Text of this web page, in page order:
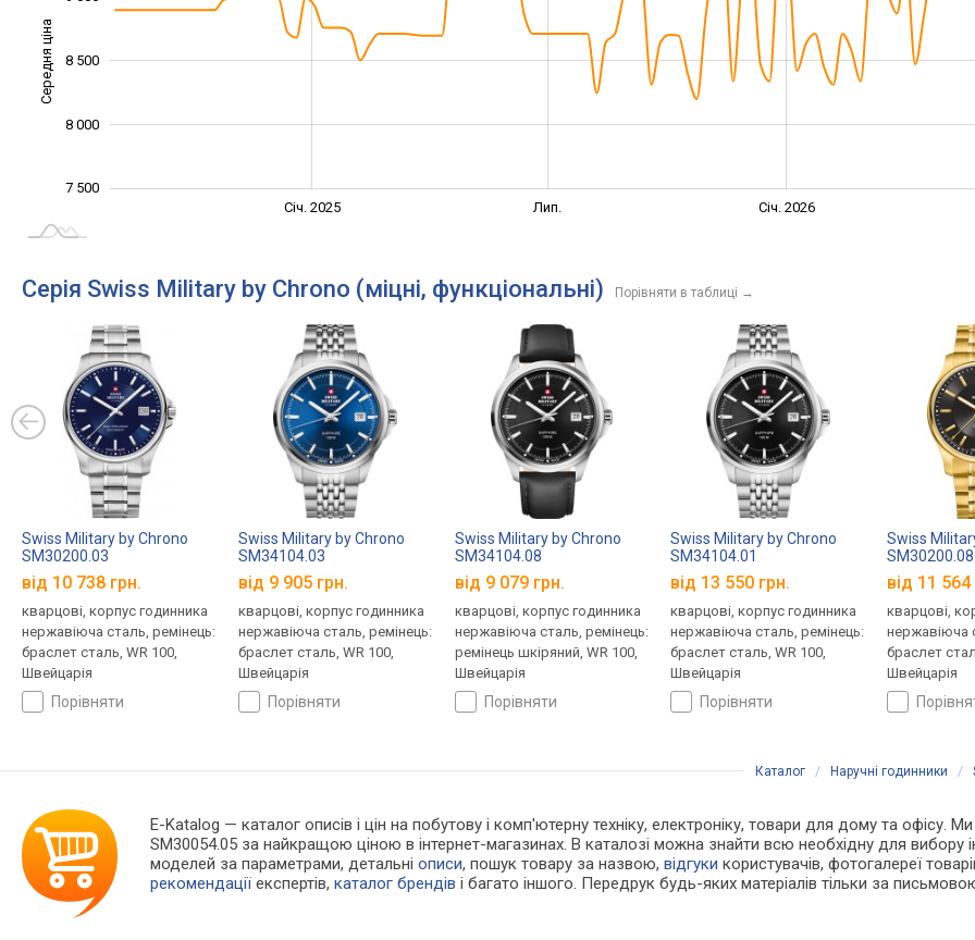
Середня ціна 7 500
7 500
8 000
8 500
Січ. 2025 Лип. Січ. 2026
Серія Swiss Military by Chrono (міцні, функціональні) Порівняти в таблиці →
Swiss Military by Chrono
SM30200.03
від 10 738 грн.
кварцові, корпус годинника
нержавіюча сталь, ремінець:
браслет сталь, WR 100,
Швейцарія
порівняти
Swiss Military by Chrono
SM34104.03
від 9 905 грн.
кварцові, корпус годинника
нержавіюча сталь, ремінець:
браслет сталь, WR 100,
Швейцарія
порівняти
Swiss Military by Chrono
SM34104.08
від 9 079 грн.
кварцові, корпус годинника
нержавіюча сталь, ремінець:
ремінець шкіряний, WR 100,
Швейцарія
порівняти
Swiss Military by Chrono
SM34104.01
від 13 550 грн.
кварцові, корпус годинника
нержавіюча сталь, ремінець:
браслет сталь, WR 100,
Швейцарія
порівняти
Swiss
SM30200.08
від 11 564
кварцові,
нержавіюча
браслет
Швейцарія
Каталог / Наручні годинники /
E-Katalog — каталог описів і цін на побутову і комп'ютерну техніку, електроніку, товари для дому та
SM30054.05 за найкращою ціною в інтернет-магазинах. В каталозі можна знайти всю необхідну для
моделей за параметрами, детальніописи, пошук товару за назвою,відгуки користувачів, фотогалереї
рекомендації експертів,каталог брендів і багато іншого. Передрук будь-яких матеріалів тільки за